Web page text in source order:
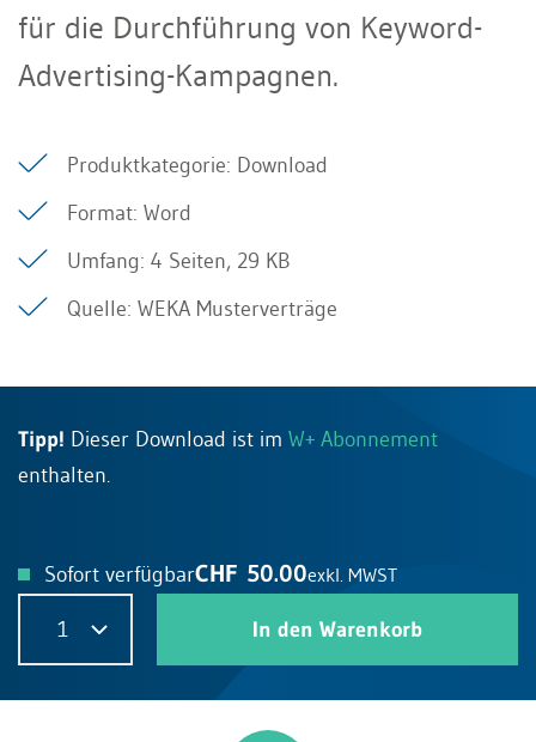
für die Durchführung von Keyword-
Advertising-Kampagnen.
Produktkategorie: Download
Format: Word
Umfang: 4 Seiten, 29 KB
Quelle: WEKA Musterverträge
Tipp! Dieser Download ist im W+ Abonnement
enthalten.
Sofort verfügbarCHF 50.00exkl. MWST
1 In den Warenkorb